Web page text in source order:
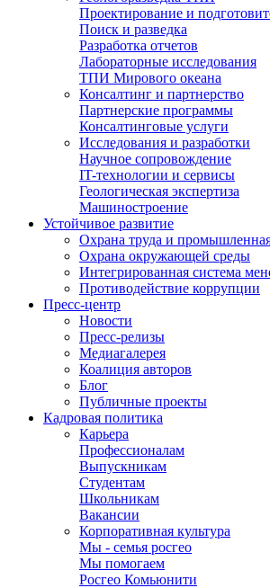
Проектирование и
Поиск и разведка
Разработка отчетов
Лабораторные исследования
ТПИ Мирового океана
Консалтинг и партнерство
Партнерские программы
Консалтинговые услуги
Исследования и разработки
Научное сопровождение
IT-технологии и сервисы
Геологическая экспертиза
Машиностроение
Устойчивое развитие
Охрана труда и промышленная
Охрана окружающей среды
Интегрированная система
Противодействие коррупции
Пресс-центр
Новости
Пресс-релизы
Медиагалерея
Коалиция авторов
Блог
Публичные проекты
Кадровая политика
Карьера
Профессионалам
Выпускникам
Студентам
Школьникам
Вакансии
Корпоративная культура
Мы - семья росгео
Мы помогаем
Росгео Комьюнити